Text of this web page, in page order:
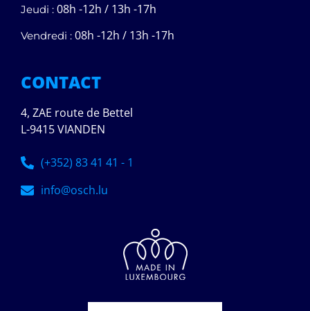
Jeudi : 08h -12h / 13h -17h
Vendredi : 08h -12h / 13h -17h
CONTACT
4, ZAE route de Bettel
L-9415 VIANDEN
(+352) 83 41 41 - 1
info@osch.lu